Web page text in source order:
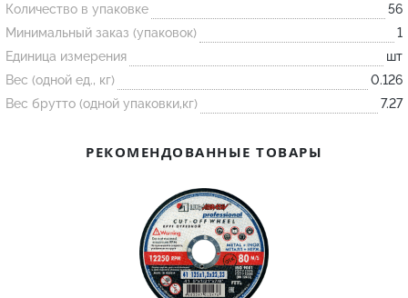
Трубка
Стержень
Пробка
Подставка
Контакт
Ковш разливочный
Огнеупорная SiC смесь
Количество в упаковке
56
Минимальный заказ (упаковок)
1
Единица измерения
шт
Вес (одной ед., кг)
0.126
Вес брутто (одной упаковки,кг)
7.27
РЕКОМЕНДОВАННЫЕ ТОВАРЫ